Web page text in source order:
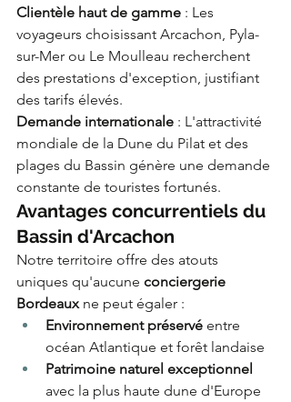
Clientèle haut de gamme : Les
voyageurs choisissant Arcachon, Pyla-
sur-Mer ou Le Moulleau recherchent
des prestations d'exception, justifiant
des tarifs élevés.
Demande internationale : L'attractivité
mondiale de la Dune du Pilat et des
plages du Bassin génère une demande
constante de touristes fortunés.
Avantages concurrentiels du
Bassin d'Arcachon
Notre territoire offre des atouts
uniques qu'aucune conciergerie
Bordeaux ne peut égaler :
Environnement préservé entre
océan Atlantique et forêt landaise
Patrimoine naturel exceptionnel
avec la plus haute dune d'Europe